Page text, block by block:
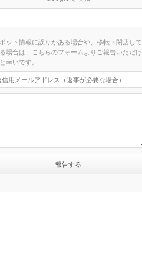
ット情報に誤りがある場合や、移転・閉店して
場合は、こちらのフォームよりご報告いただけ
幸いです。